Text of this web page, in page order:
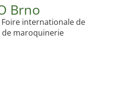
Brno
internationale de
de maroquinerie